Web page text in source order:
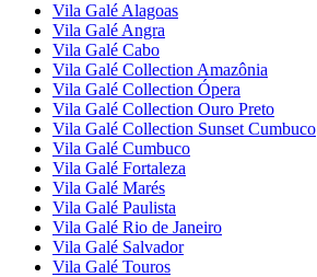
Vila Galé Alagoas
Vila Galé Angra
Vila Galé Cabo
Vila Galé Collection Amazônia
Vila Galé Collection Ópera
Vila Galé Collection Ouro Preto
Vila Galé Collection Sunset Cumbuco
Vila Galé Cumbuco
Vila Galé Fortaleza
Vila Galé Marés
Vila Galé Paulista
Vila Galé Rio de Janeiro
Vila Galé Salvador
Vila Galé Touros